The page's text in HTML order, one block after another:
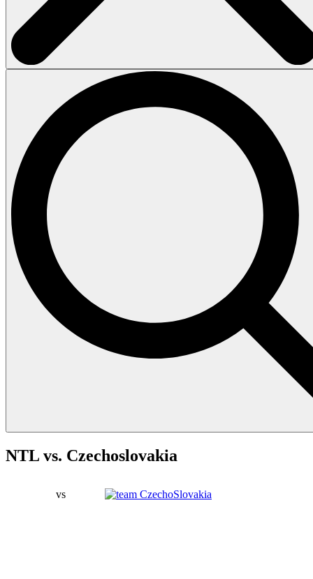
NTL vs. Czechoslovakia
vs